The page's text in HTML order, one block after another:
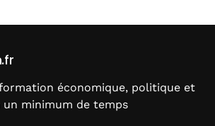
économique, politique et
minimum de temps